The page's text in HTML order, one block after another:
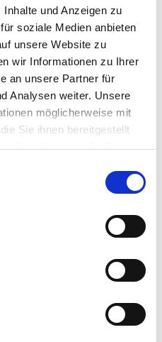
und Anzeigen zu
soziale Medien anbieten
unsere Website zu
wir Informationen zu Ihrer
an unsere Partner für
Analysen weiter. Unsere
möglicherweise mit
Sie ihnen bereitgestellt
Ihrer Nutzung der Dienste
zustimmt. Dafür
gesetzlichen
Nachnamen,
eine E-Mail-Adresse
wird eine E-
Bestätigungslink
Link aktiviert
Registrierung
nicht vollständig